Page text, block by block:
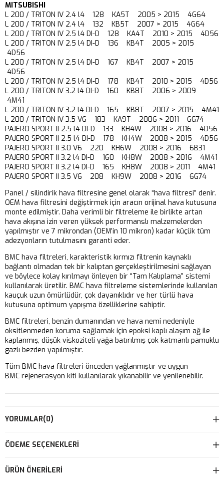
MITSUBISHI
L 200 / TRITON IV 2.4 l4 128 KA5T 2005 > 2015 4G64
L 200 / TRITON IV 2.4 l4 132 KB5T 2007 > 2015 4G64
L 200 / TRITON IV 2.5 l4 DI-D 128 KA4T 2010 > 2015 4D56
L 200 / TRITON IV 2.5 l4 DI-D 136 KB4T 2005 > 2015
4D56
L 200 / TRITON IV 2.5 l4 DI-D 167 KB4T 2007 > 2015
4D56
L 200 / TRITON IV 2.5 l4 DI-D 178 KB4T 2010 > 2015 4D56
L 200 / TRITON IV 3.2 l4 DI-D 160 KB8T 2006 > 2009
4M41
L 200 / TRITON IV 3.2 l4 DI-D 165 KB8T 2007 > 2015 4M41
L 200 / TRITON IV 3.5 V6 183 KA9T 2006 > 2011 6G74
PAJERO SPORT II 2.5 l4 DI-D 133 KH4W 2008 > 2016 4D56
PAJERO SPORT II 2.5 l4 DI-D 178 KH4W 2008 > 2015 4D56
PAJERO SPORT II 3.0 V6 220 KH6W 2008 > 2016 6B31
PAJERO SPORT II 3.2 l4 DI-D 160 KH8W 2008 > 2016 4M41
PAJERO SPORT II 3.2 l4 DI-D 165 KH8W 2008 > 2011 4M41
PAJERO SPORT II 3.5 V6 208 KH9W 2008 > 2016 6G74
Panel / silindirik hava filtresine genel olarak “hava filtresi” denir.
OEM hava filtresini değiştirmek için aracın orijinal hava kutusuna
monte edilmiştir. Daha verimli bir filtreleme ile birlikte artan
hava akışına izin veren yüksek performanslı malzemelerden
yapılmıştır ve 7 mikrondan (OEM’in 10 mikron) kadar küçük tüm
adezyonların tutulmasını garanti eder.
BMC hava filtreleri, karakteristik kırmızı filtrenin kaynaklı
bağlantı olmadan tek bir kalıptan gerçekleştirilmesini sağlayan
ve böylece kolay kırılmayı önleyen bir “Tam Kalıplama” sistemi
kullanılarak üretilir. BMC hava filtreleme sistemlerinde kullanılan
kauçuk uzun ömürlüdür, çok dayanıklıdır ve her türlü hava
kutusuna optimum yapışma özelliklerine sahiptir.
BMC filtreleri, benzin dumanından ve hava nemi nedeniyle
oksitlenmeden koruma sağlamak için epoksi kaplı alaşım ağ ile
kaplanmış, düşük viskoziteli yağa batırılmış çok katmanlı pamuklu
gazlı bezden yapılmıştır.
Tüm BMC hava filtreleri önceden yağlanmıştır ve uygun
BMC rejenerasyon kiti kullanılarak yıkanabilir ve yenilenebilir.
YORUMLAR(0)
ÖDEME SEÇENEKLERI
ÜRÜN ÖNERILERI